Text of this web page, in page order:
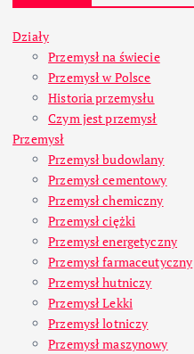
Działy
Przemysł na świecie
Przemysł w Polsce
Historia przemysłu
Czym jest przemysł
Przemysł
Przemysł budowlany
Przemysł cementowy
Przemysł chemiczny
Przemysł ciężki
Przemysł energetyczny
Przemysł farmaceutyczny
Przemysł hutniczy
Przemysł Lekki
Przemysł lotniczy
Przemysł maszynowy